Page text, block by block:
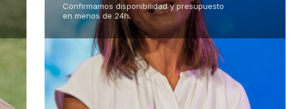
Confirmamos disponibilidad y presupuesto
en menos de 24h.